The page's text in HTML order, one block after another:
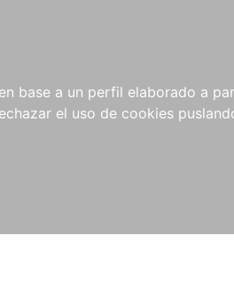
base a un perfil elaborado a
el uso de cookies
NOTICIAS
COMPRAS